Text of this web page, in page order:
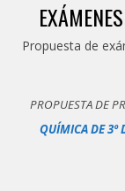
Menu
Propuesta de
PROPUESTA DE
QUÍMICA DE 3º